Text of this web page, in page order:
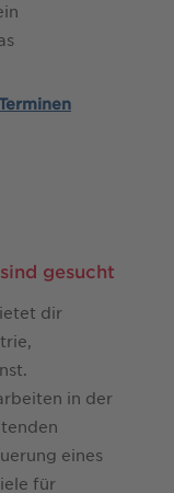
gesucht
dir
in der
eines
für